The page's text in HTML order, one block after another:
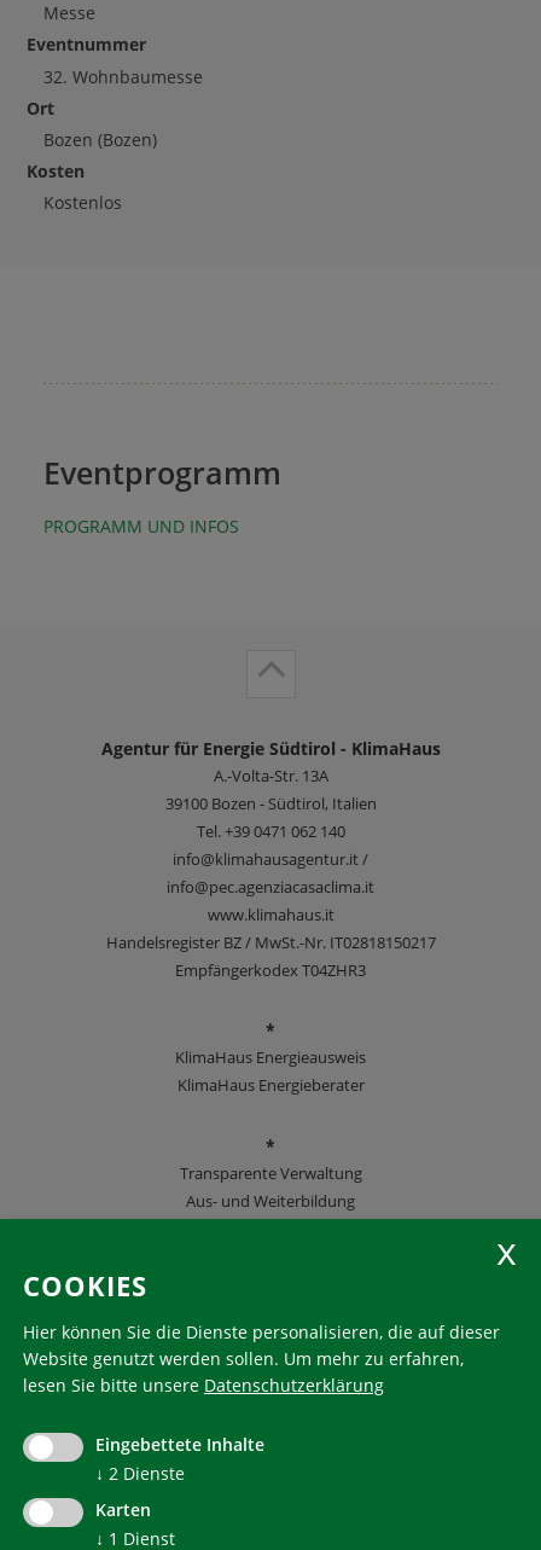
Messe
Eventnummer
32. Wohnbaumesse
Ort
Bozen (Bozen)
Kosten
Kostenlos
Eventprogramm
PROGRAMM UND INFOS
Agentur für Energie Südtirol - KlimaHaus
A.-Volta-Str. 13A
39100 Bozen - Südtirol, Italien
Tel.+39 0471 062 140
info@klimahausagentur.it /
info@pec.agenziacasaclima.it
www.klimahaus.it
Handelsregister BZ / MwSt.-Nr. IT02818150217
Empfängerkodex T04ZHR3
*
KlimaHaus Energieausweis
KlimaHaus Energieberater
*
Transparente Verwaltung
Aus- und Weiterbildung
KlimaHaus ist eine eingetragene Marke. Die Nutzung muss
communication@klimahausagentur.it
© 2022 Agentur für Energie Südtirol - KlimaHaus
COOKIES
Hier können Sie die Dienste personalisieren, die auf dieser
Website genutzt werden sollen. Um mehr zu erfahren,
lesen Sie bitte unsere Datenschutzerklärung
Eingebettete Inhalte
↓ 2 Dienste
Karten
↓ 1 Dienst